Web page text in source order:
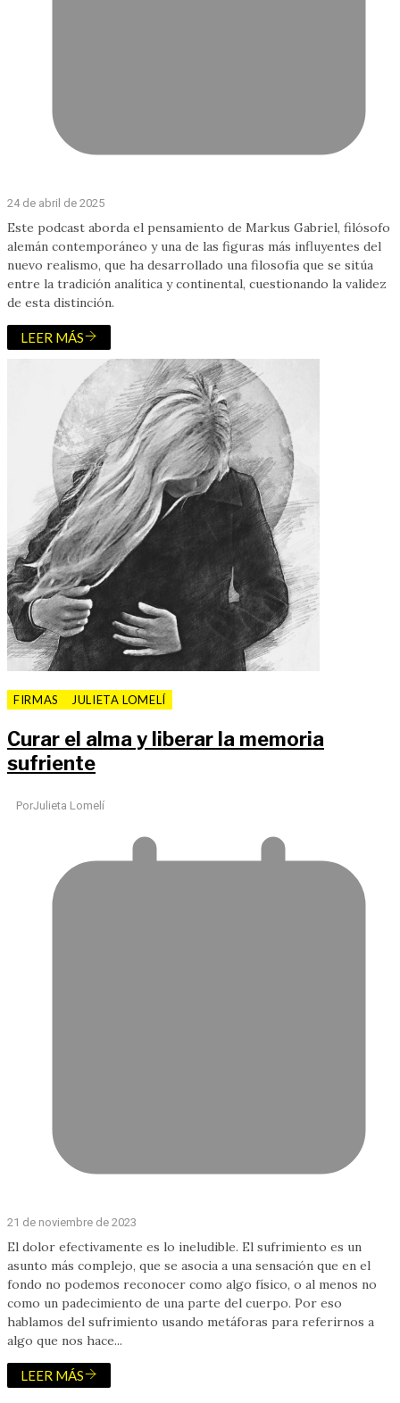
24 de abril de 2025
Este podcast aborda el pensamiento de Markus Gabriel, filósofo
alemán contemporáneo y una de las figuras más influyentes del
nuevo realismo, que ha desarrollado una filosofía que se sitúa
entre la tradición analítica y continental, cuestionando la validez
de esta distinción.
LEER MÁS
FIRMAS JULIETA LOMELÍ
Curar el alma y liberar la memoria
sufriente
PorJulieta Lomelí
21 de noviembre de 2023
El dolor efectivamente es lo ineludible. El sufrimiento es un
asunto más complejo, que se asocia a una sensación que en el
fondo no podemos reconocer como algo físico, o al menos no
como un padecimiento de una parte del cuerpo. Por eso
hablamos del sufrimiento usando metáforas para referirnos a
algo que nos hace...
LEER MÁS